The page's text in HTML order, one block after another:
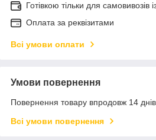
Готівкою тільки для самовивозів
Оплата за реквізитами
Всі умови оплати
Умови повернення
Повернення товару впродовж 14
Всі умови повернення